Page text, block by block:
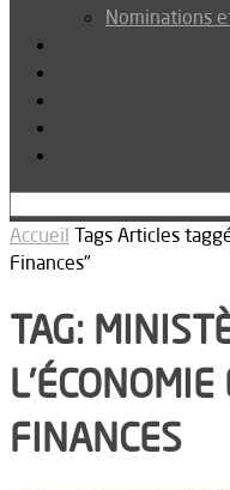
Nominations
Accueil Tags Articles
Finances"
TAG:
FINANCES